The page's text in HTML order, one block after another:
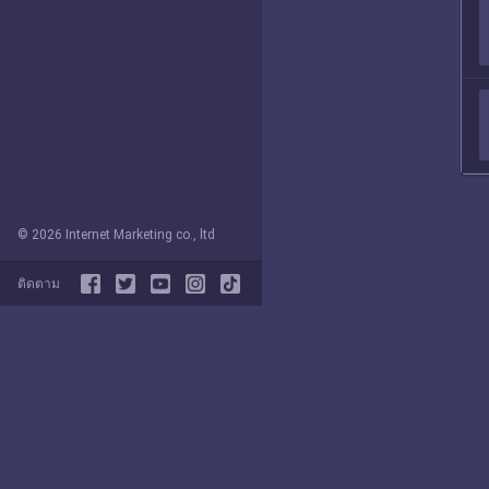
© 2026 Internet Marketing co., ltd
ติดตาม